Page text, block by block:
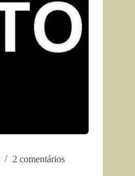
2 comentários